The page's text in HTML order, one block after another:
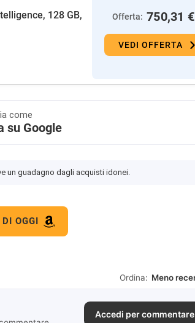
128 GB,
Offerta: 750,31 €
VEDI OFFERTA
come
su Google
un guadagno dagli acquisti idonei.
OGGI
Ordina:
Accedi per commentare